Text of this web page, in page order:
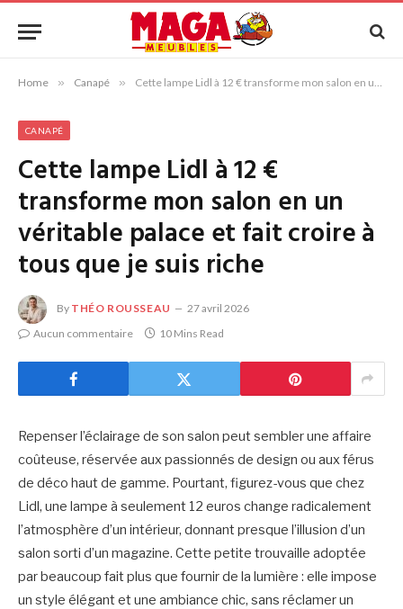
Home » Canapé » Cette lampe Lidl à 12 € transforme mon salon en un véritable palace et fait croire à tous que je suis riche
CANAPÉ
Cette lampe Lidl à 12 €
transforme mon salon en un
véritable palace et fait croire à
tous que je suis riche
By THÉO ROUSSEAU
27 avril 2026
Aucun commentaire
10 Mins Read
Repenser l’éclairage de son salon peut sembler une affaire
coûteuse, réservée aux passionnés de design ou aux férus
de déco haut de gamme. Pourtant, figurez-vous que chez
Lidl, une lampe à seulement 12 euros change radicalement
l’atmosphère d’un intérieur, donnant presque l’illusion d’un
salon sorti d’un magazine. Cette petite trouvaille adoptée
par beaucoup fait plus que fournir de la lumière : elle impose
un style élégant et une ambiance chic, sans réclamer un